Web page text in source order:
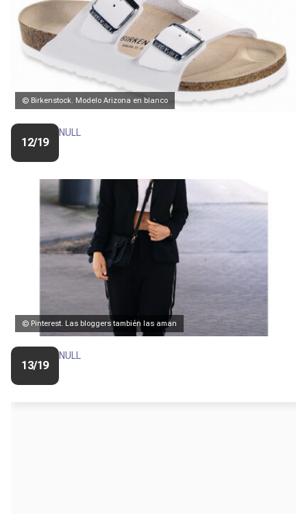
© Birkenstock. Modelo Arizona en blanco
12/19
NULL
© Pinterest. Las bloggers también las aman
13/19
NULL